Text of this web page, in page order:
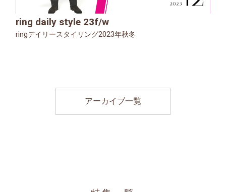
ring daily style 23f/w
ringデイリースタイリング2023年秋冬
アーカイブ一覧